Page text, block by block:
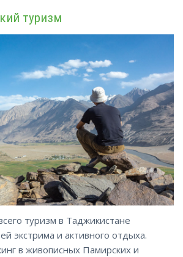
туризм
туризм в Таджикистане
экстрима и активного отдыха.
в живописных Памирских и